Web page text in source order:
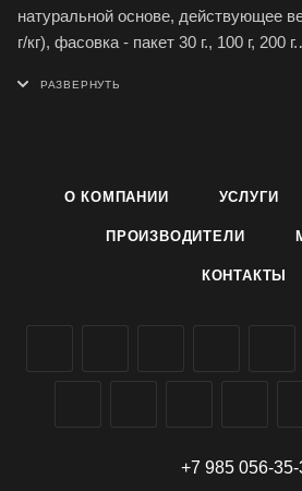
натуральной основе, действующее
г/кг), фасовка - пакет 30 г., 100 г, 200 г.
усиленная формула, эффективное
заказать доставку по Крыму, в
О КОМПАНИИ УСЛУГИ
ПРОИЗВОДИТЕЛИ
КОНТАКТЫ
+7 985 056-35-